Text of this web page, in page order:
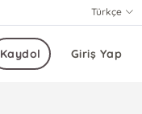
Türkçe
Giriş Yap
Kaydol